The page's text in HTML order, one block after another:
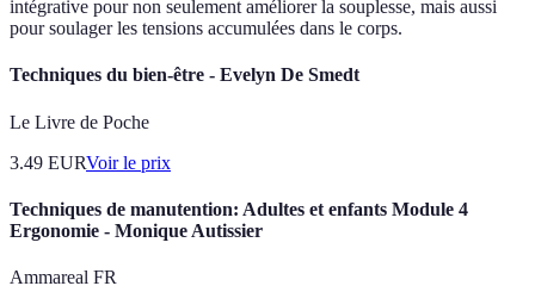
intégrative pour non seulement améliorer la souplesse, mais aussi
pour soulager les tensions accumulées dans le corps.
Techniques du bien-être - Evelyn De Smedt
Le Livre de Poche
3.49 EURVoir le prix
Techniques de manutention: Adultes et enfants Module 4
Ergonomie - Monique Autissier
Ammareal FR